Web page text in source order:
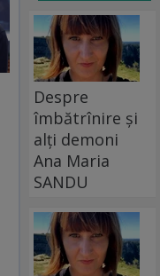
Despre
îmbătrînire și
alți demoni
Ana Maria
SANDU